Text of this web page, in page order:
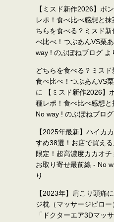
【ミスド新作2026】ポ
レポ！食べ比べ感想と抹
ちらを食べる？ミスド
べ比べ！つぶあんVS栗
way ! のぶぽねブログ よ
どちらを食べる？ミス
食べ比べ！つぶあんVS
に
【ミスド新作2026】
種レポ！食べ比べ感想
No way ! のぶぽねブログ
【2025年最新】ハイカ
すめ38選！お店で買え
限定！超高濃度カカオ
お取り寄せ最前線 - No
り
【2023年】肩こり頭痛
ジ枕（マッサージピロー
「ドクターエア3Dマッ